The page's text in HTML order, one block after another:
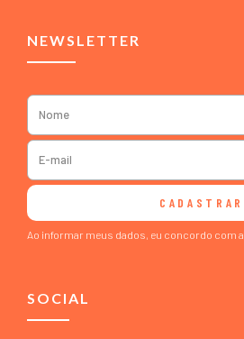
NEWSLETTER
CADASTRAR
Ao informar meus dados, eu concordo com a
SOCIAL